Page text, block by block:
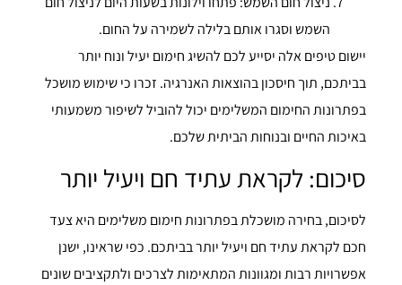
השמש וסגרו אותם בלילה לשמירה על החום.
יישום טיפים אלה יסייע לכם להשיג חימום יעיל ונוח יותר
בביתכם, תוך חיסכון בהוצאות האנרגיה. זכרו כי שימוש מושכל
בפתרונות החימום המשלימים יכול להוביל לשיפור משמעותי
באיכות החיים ובנוחות הביתית שלכם.
סיכום: לקראת עתיד חם ויעיל יותר
לסיכום, בחירה מושכלת בפתרונות חימום משלימים היא צעד
חכם לקראת עתיד חם ויעיל יותר בביתכם. כפי שראינו, ישנן
אפשרויות רבות ומגוונות המתאימות לצרכים ולתקציבים שונים